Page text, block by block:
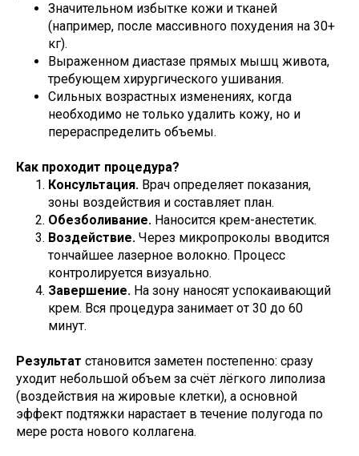
Значительном избытке кожи и тканей
(например, после массивного похудения на 30+
кг).
Выраженном диастазе прямых мышц живота,
требующем хирургического ушивания.
Сильных возрастных изменениях, когда
необходимо не только удалить кожу, но и
перераспределить объемы.
Как проходит процедура?
Консультация. Врач определяет показания,
зоны воздействия и составляет план.
Обезболивание. Наносится крем-анестетик.
Воздействие. Через микропроколы вводится
тончайшее лазерное волокно. Процесс
контролируется визуально.
Завершение. На зону наносят успокаивающий
крем. Вся процедура занимает от 30 до 60
минут.
Результат становится заметен постепенно: сразу
уходит небольшой объем за счёт лёгкого липолиза
(воздействия на жировые клетки), а основной
эффект подтяжки нарастает в течение полугода по
мере роста нового коллагена.